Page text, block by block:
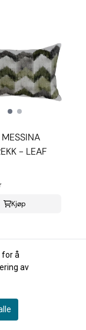
MESSINA
- LEAF
Kjøp
for å
av